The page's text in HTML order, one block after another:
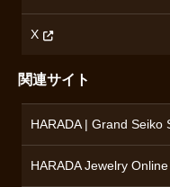
チューダー
ブランド一覧を見る
コンテンツ制作ポリシー
X
関連サイト
HARADA | Grand Seiko
HARADA Jewelry Online